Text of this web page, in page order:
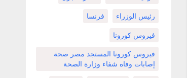
رئيس الوزراء فرنسا
فيروس كورونا
فيروس كورونا المستجد مصر صحة
إصابات وفاه شفاء وزارة الصحة